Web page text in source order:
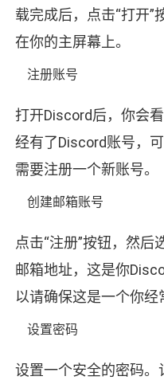
载完成后，点击“打开”
在你的主屏幕上。
注册账号
打开Discord后，你会
经有了Discord账号，
需要注册一个新账号。
创建邮箱账号
点击“注册”按钮，然
邮箱地址，这是你
以请确保这是一个你经
设置密码
设置一个安全的密码